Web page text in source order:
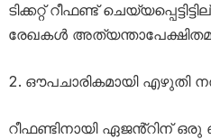
ടിക്കറ്റ് റീഫണ്ട്
രേഖകൾ
ഔപചാരികമായി എഴുതി
റീഫണ്ടിനായി ഏജൻ്റിന്